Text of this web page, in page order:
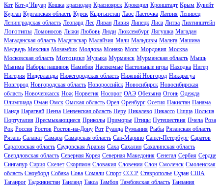
Кот Кот-д’Ивуар Кошка краснодар Красноярск Крокодил Кронштадт Крым Кувейт
Курган Курганская область Курск Кыргызстан Лаос Ласточка Латвия Ленивец
Ленинградская область Леопард Лес Ливан Ливия Липецк Лиса Литва Лихтинштейн
Логотипы Ломоносов Лыжи Любовь Люди Люксембург Лягушка Магадан
Магаданская область Мадагаскар Малайзия Мали Мальдивы Мальта Машина
Медведь Мексика Мозамбик Молдова Монако Мопс Мордовия Москва
Московская область Мотоцикл Музыка Мурманск Мурманская область Мышь
Мьянма Наборы нашивок Намибия Насекомые Настольные игры Находка Нигер
Нигерия Нидерланды Нижегородская область Нижний Новгород Никарагуа
Новгород Новгородская область Новороссийск Новосибирск Новосибирская
область Новочеркасск Нож Норвегия Носорог ОАЭ Обезьяна Огонь Одежда
Олимпиада Оман Омск Омская область Орел Оренбург Осетия Пакистан Панама
Панда Парагвай Пенза Пензенская область Перу Пикалево Пикассо Пицца Польша
Португалия Пресмыкающиеся Приколы Приморье Птицы Путешествия Пчела Роза
Рок Россия Ростов Ростов-на-Дону Рот Руанда Румыния Рыбы Рязанская область
Рязань Салават Самара Самарская область Сан-Марино Санкт-Петербург Саратов
Саратовская область Саудовская Аравия Саха Сахалин Сахалинская область
Свердловская область Северная Корея Северная Македония Сенегал Сербия Сердце
Сингапур Сирия Скелет Скорпион Словакия Словении Слон Смоленск Смоленская
область Сноуборд Собака Сова Сомали Спорт СССР Ставрополье Судан США
Таганрог Таджикистан Таиланд Такса Тамбов Тамбовская область Танзания